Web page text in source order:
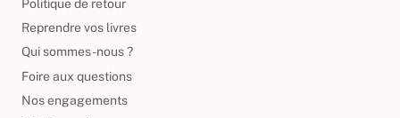
Politique de retour
Reprendre vos livres
Qui sommes-nous ?
Foire aux questions
Nos engagements